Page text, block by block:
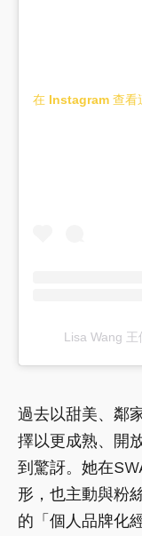
在 Instagram 查看
Lisa Wang
過去以甜美、鄰
擇以更成熟、開
到驚訝。她在
形，也主動與粉
的「個人品牌化